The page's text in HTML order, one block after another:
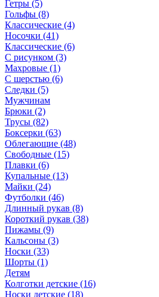
Гетры (5)
Гольфы (8)
Классические (4)
Носочки (41)
Классические (6)
С рисунком (3)
Махровые (1)
С шерстью (6)
Следки (5)
Мужчинам
Брюки (2)
Трусы (82)
Боксерки (63)
Облегающие (48)
Свободные (15)
Плавки (6)
Купальные (13)
Майки (24)
Футболки (46)
Длинный рукав (8)
Короткий рукав (38)
Пижамы (9)
Кальсоны (3)
Носки (33)
Шорты (1)
Детям
Колготки детские (16)
Носки детские (18)